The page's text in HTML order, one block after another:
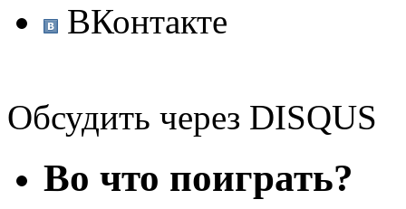
ВКонтакте
Обсудить через DISQUS
Во что поиграть?